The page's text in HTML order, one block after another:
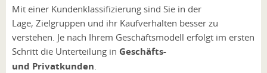
Mit einer Kundenklassifizierung sind Sie in der
Lage, Zielgruppen und ihr Kaufverhalten besser zu
verstehen. Je nach Ihrem Geschäftsmodell erfolgt im ersten
Schritt die Unterteilung in Geschäfts-
und Privatkunden